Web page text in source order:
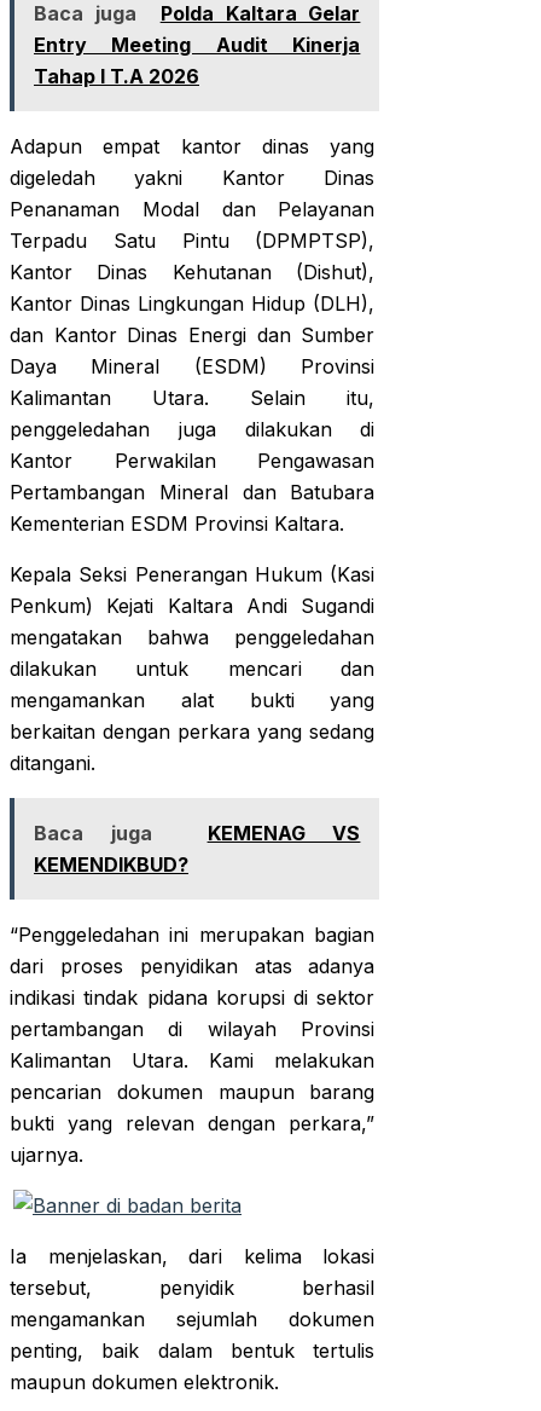
Baca juga
Polda Kaltara Gelar
Entry Meeting Audit Kinerja
Tahap I T.A 2026
Adapun empat kantor dinas yang
digeledah yakni Kantor Dinas
Penanaman Modal dan Pelayanan
Terpadu Satu Pintu (DPMPTSP),
Kantor Dinas Kehutanan (Dishut),
Kantor Dinas Lingkungan Hidup (DLH),
dan Kantor Dinas Energi dan Sumber
Daya Mineral (ESDM) Provinsi
Kalimantan Utara. Selain itu,
penggeledahan juga dilakukan di
Kantor Perwakilan Pengawasan
Pertambangan Mineral dan Batubara
Kementerian ESDM Provinsi Kaltara.
Kepala Seksi Penerangan Hukum (Kasi
Penkum) Kejati Kaltara Andi Sugandi
mengatakan bahwa penggeledahan
dilakukan untuk mencari dan
mengamankan alat bukti yang
berkaitan dengan perkara yang sedang
ditangani.
Baca juga
KEMENAG VS
KEMENDIKBUD?
“Penggeledahan ini merupakan bagian
dari proses penyidikan atas adanya
indikasi tindak pidana korupsi di sektor
pertambangan di wilayah Provinsi
Kalimantan Utara. Kami melakukan
pencarian dokumen maupun barang
bukti yang relevan dengan perkara,”
ujarnya.
Ia menjelaskan, dari kelima lokasi
tersebut, penyidik berhasil
mengamankan sejumlah dokumen
penting, baik dalam bentuk tertulis
maupun dokumen elektronik.